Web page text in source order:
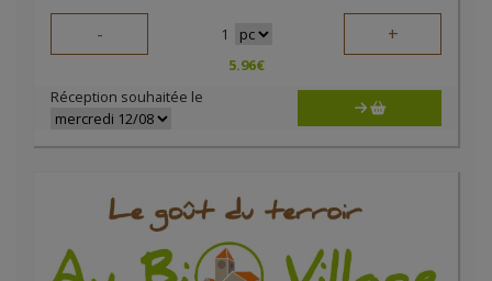
- 1 +
5.96€
Réception souhaitée le